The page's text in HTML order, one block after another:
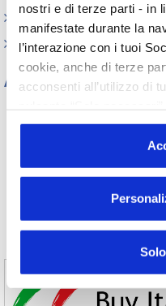
nostri e di terze parti - in
manifestate durante la
l’interazione con i tuoi
cookie, anche di terze
acconsenti all’utilizzo di
o profilazione viene
“Personalizza le scelte”
volontà in relazione a
Contatti utili
FAQ
Archivio
Tutti gli anni
2018
2017
2009
2006
2002